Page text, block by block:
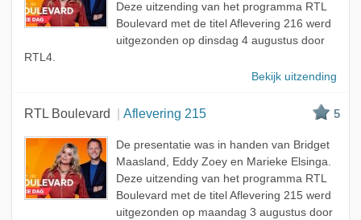
Deze uitzending van het programma RTL
Boulevard met de titel Aflevering 216 werd
uitgezonden op dinsdag 4 augustus door
RTL4.
Bekijk uitzending
RTL Boulevard Aflevering 215 5
De presentatie was in handen van Bridget
Maasland, Eddy Zoey en Marieke Elsinga.
Deze uitzending van het programma RTL
Boulevard met de titel Aflevering 215 werd
uitgezonden op maandag 3 augustus door